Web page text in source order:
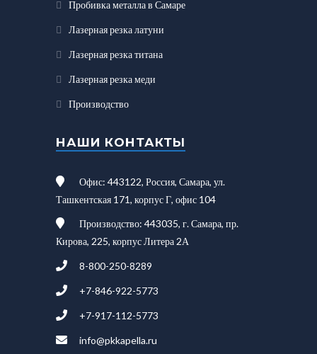
Пробивка металла в Самаре
Лазерная резка латуни
Лазерная резка титана
Лазерная резка меди
Производство
НАШИ КОНТАКТЫ
Офис: 443122, Россия, Самара, ул.
Ташкентская 171, корпус Г, офис 104
Производство: 443035, г. Самара, пр.
Кирова, 225, корпус Литера 2А
8-800-250-8289
+7-846-922-5773
+7-917-112-5773
info@pkkapella.ru